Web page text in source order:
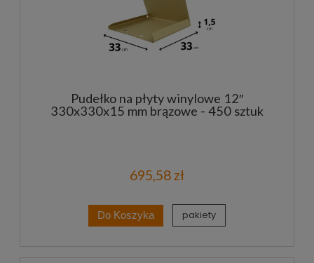
Pudełko na płyty winylowe 12″
330x330x15 mm brązowe - 450 sztuk
695,58 zł
Do Koszyka pakiety